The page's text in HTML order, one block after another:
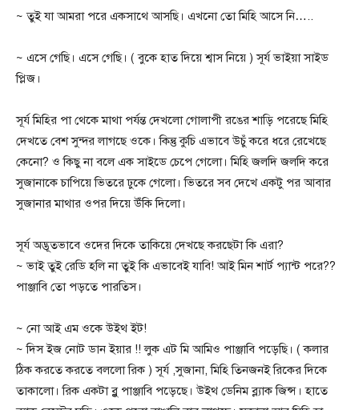
~ তুই যা আমরা পরে একসাথে আসছি। এখনো তো মিহি আসে নি…..
~ এসে গেছি। এসে গেছি। ( বুকে হাত দিয়ে শ্বাস নিয়ে ) সূর্য ভাইয়া সাইড
প্লিজ।
সূর্য মিহির পা থেকে মাথা পর্যন্ত দেখলো গোলাপী রঙের শাড়ি পরেছে মিহি
দেখতে বেশ সুন্দর লাগছে ওকে। কিন্তু কুচি এভাবে উচুঁ করে ধরে রেখেছে
কেনো? ও কিছু না বলে এক সাইডে চেপে গেলো। মিহি জলদি জলদি করে
সুজানাকে চাপিয়ে ভিতরে ঢুকে গেলো। ভিতরে সব দেখে একটু পর আবার
সুজানার মাথার ওপর দিয়ে উঁকি দিলো।
সূর্য অদ্ভূতভাবে ওদের দিকে তাকিয়ে দেখছে করছেটা কি এরা?
~ ভাই তুই রেডি হলি না তুই কি এভাবেই যাবি! আই মিন শার্ট প্যান্ট পরে??
পাঞ্জাবি তো পড়তে পারতিস।
~ নো আই এম ওকে উইথ ইট!
~ দিস ইজ নোট ডান ইয়ার !! লুক এট মি আমিও পাঞ্জাবি পড়েছি। ( কলার
ঠিক করতে করতে বললো রিক ) সূর্য ,সুজানা, মিহি তিনজনই রিকের দিকে
তাকালো। রিক একটা ব্লু পাঞ্জাবি পড়েছে। উইথ ডেনিম ব্ল্যাক জিন্স। হাতে